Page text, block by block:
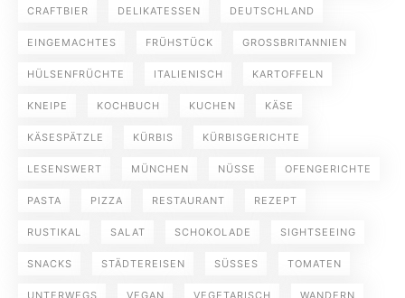
CRAFTBIER DELIKATESSEN DEUTSCHLAND
EINGEMACHTES FRÜHSTÜCK GROSSBRITANNIEN
HÜLSENFRÜCHTE ITALIENISCH KARTOFFELN
KNEIPE KOCHBUCH KUCHEN KÄSE
KÄSESPÄTZLE KÜRBIS KÜRBISGERICHTE
LESENSWERT MÜNCHEN NÜSSE OFENGERICHTE
PASTA PIZZA RESTAURANT REZEPT
RUSTIKAL SALAT SCHOKOLADE SIGHTSEEING
SNACKS STÄDTEREISEN SÜSSES TOMATEN